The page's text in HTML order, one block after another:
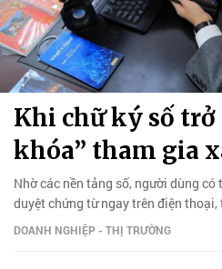
Khi chữ ký số trở
khóa” tham gia
Nhờ các nền tảng số, người dùng có
duyệt chứng từ ngay trên điện
DOANH NGHIỆP - THỊ TRƯỜNG